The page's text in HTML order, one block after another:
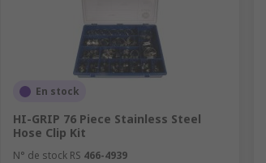
En stock
HI-GRIP 76 Piece Stainless Steel
Hose Clip Kit
N° de stock RS 466-4939